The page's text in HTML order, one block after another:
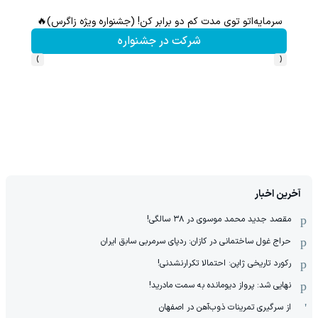
ثبت نام کن؛خرید کن؛نقره ببر
کلیک کن!
‹
›
آخرین اخبار
مقصد جدید محمد موسوی در ٣٨ سالگی!
حراج غول ساختمانی در کازان: ردپای سرمربی سابق ایران
رکورد تاریخی ژاپن: احتمالا تکرارنشدنی!
نهایی شد: پرواز دیومانده به سمت مادرید!
از سرگیری تمرینات ذوب‌آهن در اصفهان